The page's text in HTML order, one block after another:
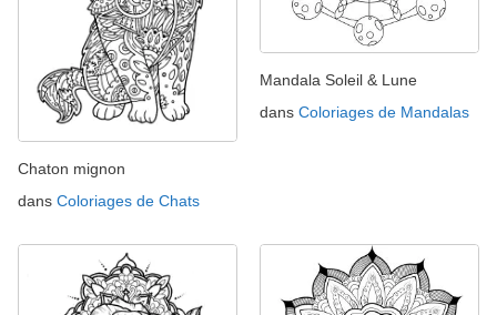
Chaton mignon
dans Coloriages de Chats
Mandala Soleil & Lune
dans Coloriages de Mandalas